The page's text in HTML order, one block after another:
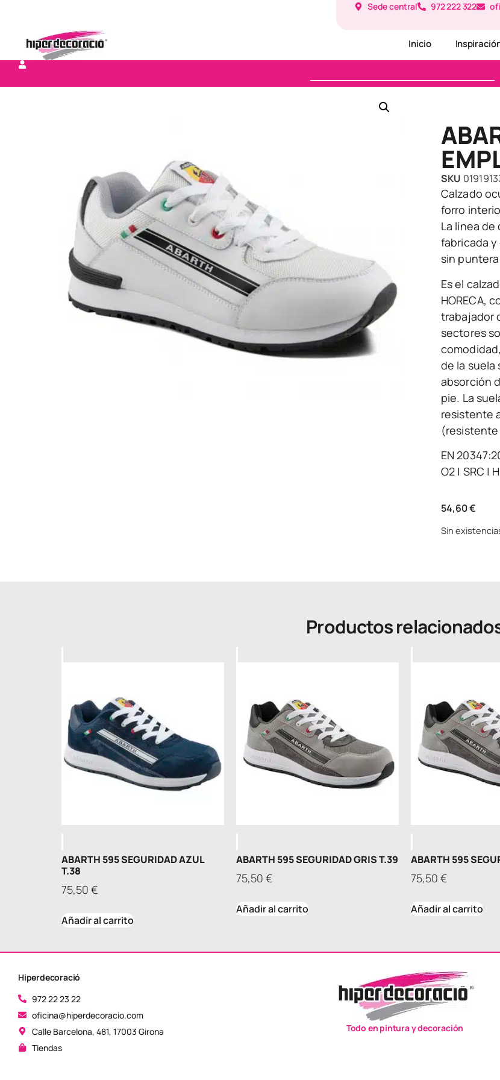
Sede central 972 222 322
Inicio
SKU
Calzado
forro
La línea
fabricada y
sin
Es el
HORECA,
trabajador
sectores
de la suela
absorción
pie. La
resistente
(resistente
EN
O2 | SRC |
54,60€
Sin
Productos
ABARTH 595 SEGURIDAD AZUL
T.38
75,50 €
Añadir al carrito
ABARTH 595 SEGURIDAD GRIS T.39
75,50 €
Añadir al carrito
ABARTH 595
75,50 €
Añadir al carrito
Hiperdecoració
972 22 23 22
oficina@hiperdecoracio.com
Calle Barcelona, ​​481, 17003 Girona
Tiendas
Todo en pintura y decoración